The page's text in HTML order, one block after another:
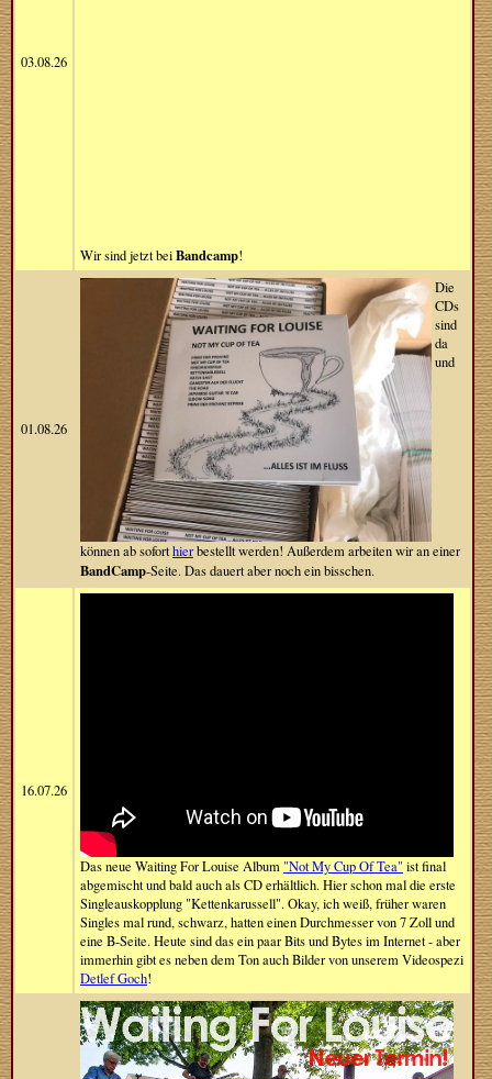
03.08.26
Wir sind jetzt beiBandcamp!
01.08.26
Die
CDs
sind
da
und
können ab soforthierbestellt werden! Außerdem arbeiten wir an einer
BandCamp-Seite. Das dauert aber noch ein bisschen.
16.07.26
Das neue Waiting For Louise Album "Not My Cup Of Tea" ist final
abgemischt und bald auch als CD erhältlich. Hier schon mal die erste
Singleauskopplung "Kettenkarussell". Okay, ich weiß, früher waren
Singles mal rund, schwarz, hatten einen Durchmesser von 7 Zoll und
eine B-Seite. Heute sind das ein paar Bits und Bytes im Internet - aber
immerhin gibt es neben dem Ton auch Bilder von unserem Videospezi
Detlef Goch!